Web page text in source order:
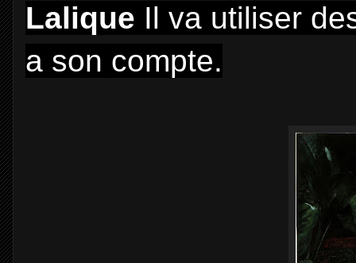
Lalique Il va utiliser
a son compte.